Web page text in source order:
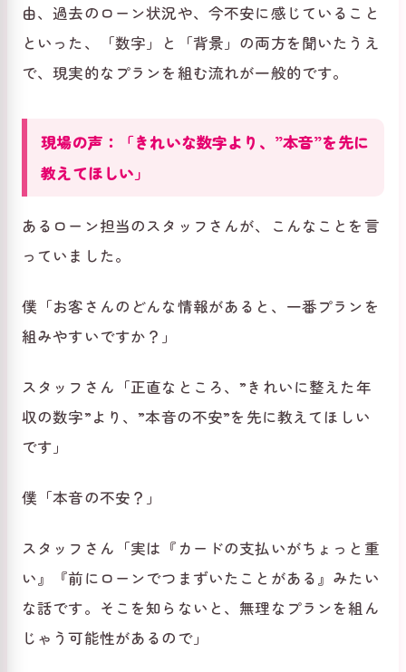
由、過去のローン状況や、今不安に感じていること
といった、「数字」と「背景」の両方を聞いたうえ
で、現実的なプランを組む流れが一般的です。
現場の声：「きれいな数字より、”本音”を先に
教えてほしい」
あるローン担当のスタッフさんが、こんなことを言
っていました。
僕「お客さんのどんな情報があると、一番プランを
組みやすいですか？」
スタッフさん「正直なところ、”きれいに整えた年
収の数字”より、”本音の不安”を先に教えてほしい
です」
僕「本音の不安？」
スタッフさん「実は『カードの支払いがちょっと重
い』『前にローンでつまずいたことがある』みたい
な話です。そこを知らないと、無理なプランを組ん
じゃう可能性があるので」